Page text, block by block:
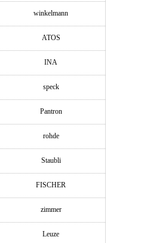
winkelmann
ATOS
INA
speck
Pantron
rohde
Staubli
FISCHER
zimmer
Leuze